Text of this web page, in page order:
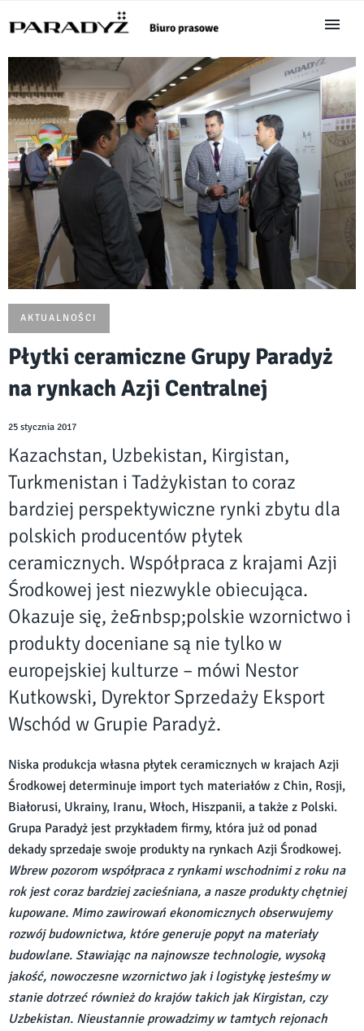
AKTUALNOŚCI
Płytki ceramiczne Grupy Paradyż
na rynkach Azji Centralnej
25 stycznia 2017
Kazachstan, Uzbekistan, Kirgistan,
Turkmenistan i Tadżykistan to coraz
bardziej perspektywiczne rynki zbytu dla
polskich producentów płytek
ceramicznych. Współpraca z krajami Azji
Środkowej jest niezwykle obiecująca.
Okazuje się, że&nbsp;polskie wzornictwo i
produkty doceniane są nie tylko w
europejskiej kulturze – mówi Nestor
Kutkowski, Dyrektor Sprzedaży Eksport
Wschód w Grupie Paradyż.
Niska produkcja własna płytek ceramicznych w krajach Azji
Środkowej determinuje import tych materiałów z Chin, Rosji,
Białorusi, Ukrainy, Iranu, Włoch, Hiszpanii, a także z Polski.
Grupa Paradyż jest przykładem firmy, która już od ponad
dekady sprzedaje swoje produkty na rynkach Azji Środkowej.
Wbrew pozorom współpraca z rynkami wschodnimi z roku na
rok jest coraz bardziej zacieśniana, a nasze produkty chętniej
kupowane. Mimo zawirowań ekonomicznych obserwujemy
rozwój budownictwa, które generuje popyt na materiały
budowlane. Stawiając na najnowsze technologie, wysoką
jakość, nowoczesne wzornictwo jak i logistykę jesteśmy w
stanie dotrzeć również do krajów takich jak Kirgistan, czy
Uzbekistan. Nieustannie prowadzimy w tamtych rejonach